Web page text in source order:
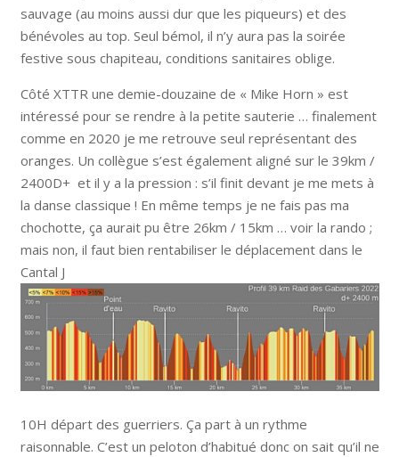
sauvage (au moins aussi dur que les piqueurs) et des
bénévoles au top. Seul bémol, il n’y aura pas la soirée
festive sous chapiteau, conditions sanitaires oblige.
Côté XTTR une demie-douzaine de « Mike Horn » est
intéressé pour se rendre à la petite sauterie … finalement
comme en 2020 je me retrouve seul représentant des
oranges. Un collègue s’est également aligné sur le 39km /
2400D+ et il y a la pression : s’il finit devant je me mets à
la danse classique ! En même temps je ne fais pas ma
chochotte, ça aurait pu être 26km / 15km … voir la rando ;
mais non, il faut bien rentabiliser le déplacement dans le
Cantal J
10H départ des guerriers. Ça part à un rythme
raisonnable. C’est un peloton d’habitué donc on sait qu’il ne